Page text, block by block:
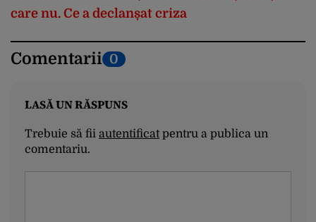
care nu. Ce a declanșat criza
Comentarii 0
LASĂ UN RĂSPUNS
Trebuie să fii autentificatpentru a publica un
comentariu.